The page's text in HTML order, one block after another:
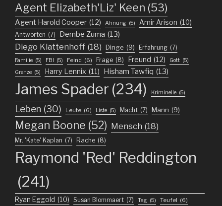
Agent Elizabeth'Liz' Keen (53)
Agent Harold Cooper (12) Ahnung (5) Amir Arison (10)
Antworten (7) Dembe Zuma (13)
Diego Klattenhoff (18) Dinge (9) Erfahrung (7)
Familie (5) FBI (5) Feind (6) Frage (8) Freund (12) Gott (5)
Grenze (5) Harry Lennix (11) Hisham Tawfiq (13)
James Spader (234) Kriminelle (5)
Leben (30) Leute (6) Liste (5) Macht (7) Mann (9)
Megan Boone (52) Mensch (18)
Mr. 'Kate' Kaplan (7) Rache (8)
Raymond 'Red' Reddington
(241)
Ryan Eggold (10) Susan Blommaert (7) Tag (5) Teufel (6)